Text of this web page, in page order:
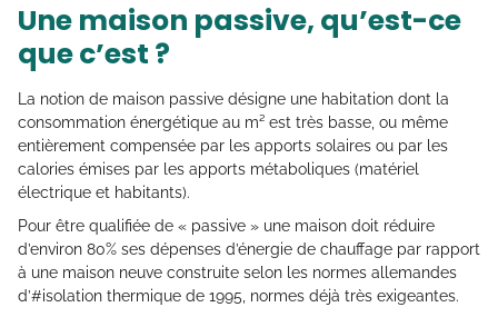
Une maison passive, qu’est-ce
que c’est ?
La notion de maison passive désigne une habitation dont la
consommation énergétique au m² est très basse, ou même
entièrement compensée par les apports solaires ou par les
calories émises par les apports métaboliques (matériel
électrique et habitants).
Pour être qualifiée de « passive » une maison doit réduire
d’environ 80% ses dépenses d’énergie de chauffage par rapport
à une maison neuve construite selon les normes allemandes
d’#isolation thermique de 1995, normes déjà très exigeantes.